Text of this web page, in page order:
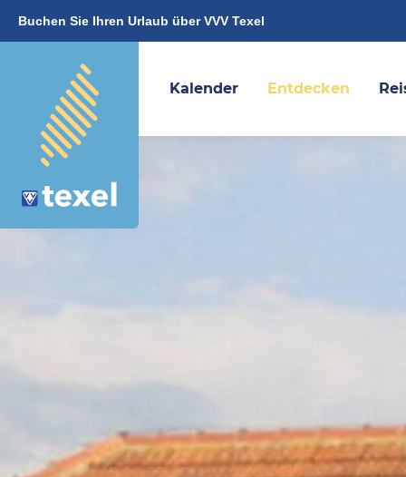
Buchen Sie Ihren Urlaub über VVV Texel
Kalender Entdecken